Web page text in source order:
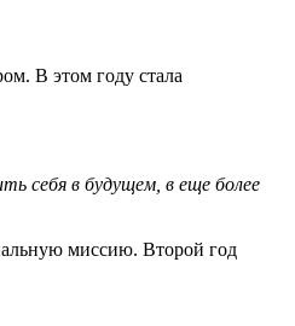
В этом году стала
себя в будущем, в еще более
миссию. Второй год